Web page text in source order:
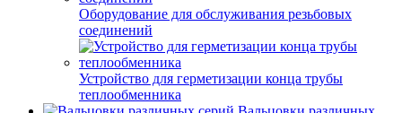
Оборудование для обслуживания резьбовых
соединений
Устройство для герметизации конца трубы
теплообменника